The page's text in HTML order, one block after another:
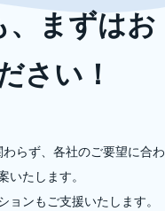
、まずはお
さい！
らず、各社のご要望に合わ
いたします。
ョンもご支援いたします。